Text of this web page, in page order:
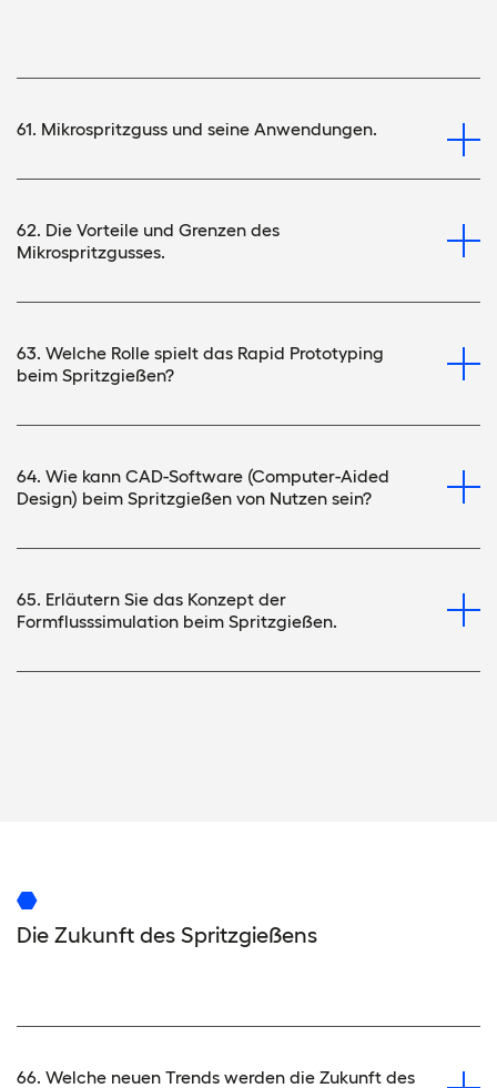
61. Mikrospritzguss und seine Anwendungen.
62. Die Vorteile und Grenzen des
Mikrospritzgusses.
63. Welche Rolle spielt das Rapid Prototyping
beim Spritzgießen?
64. Wie kann CAD-Software (Computer-Aided
Design) beim Spritzgießen von Nutzen sein?
65. Erläutern Sie das Konzept der
Formflusssimulation beim Spritzgießen.
Die Zukunft des Spritzgießens
66. Welche neuen Trends werden die Zukunft des